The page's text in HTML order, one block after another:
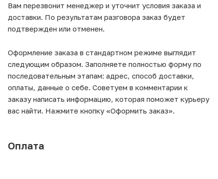
Вам перезвонит менеджер и уточнит условия заказа и
доставки. По результатам разговора заказ будет
подтвержден или отменен.
Оформление заказа в стандартном режиме выглядит
следующим образом. Заполняете полностью форму по
последовательным этапам: адрес, способ доставки,
оплаты, данные о себе. Советуем в комментарии к
заказу написать информацию, которая поможет курьеру
вас найти. Нажмите кнопку «Оформить заказ».
Оплата